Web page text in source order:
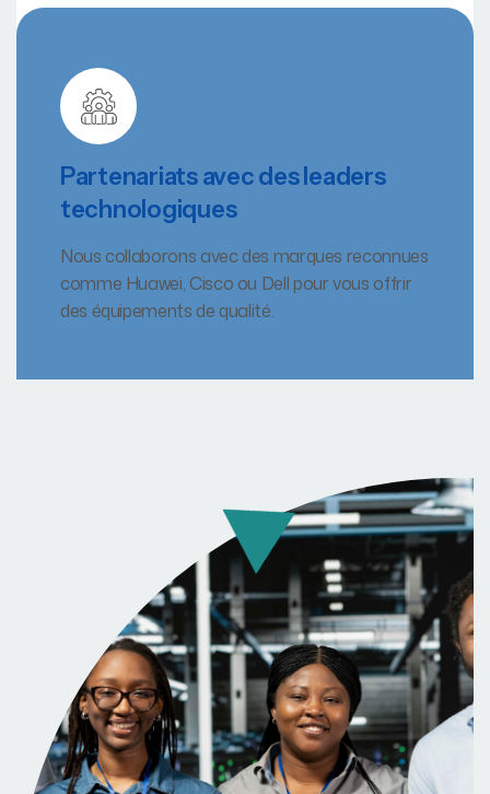
Partenariats avec des leaders
technologiques
Nous collaborons avec des marques reconnues
comme Huawei, Cisco ou Dell pour vous offrir
des équipements de qualité.